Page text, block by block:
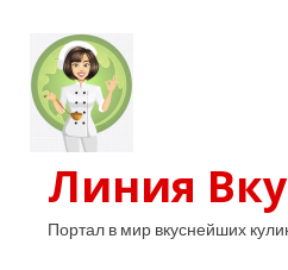
Линия
Портал в мир вкуснейших